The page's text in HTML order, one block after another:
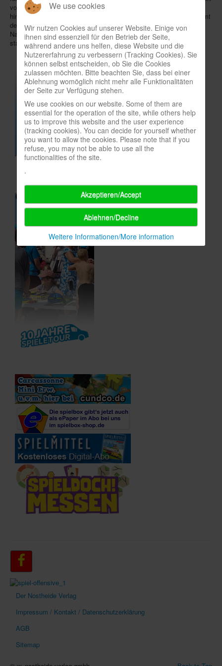
In eigener Sache-On our own behalf
Archivierte Meldungen-News archive
von über 190 €. Wer bis einschließlich 1.8. einen Kommentar
hinterlässt, nimmt an der Verlosung teil. Der/die Gewinner/in bekommt
den Unimog direkt von rolly toys zugeschickt und kann seinen
Nachwuchs mit dem feuerroten Spielgefährt die tollsten Einsätze
starten lassen. Viel Glück!
Der Nostheide Verlag
Impressum / Kontakt / Datenschutzerklärung
AGB
Sitemap
We use cookies
Wir nutzen Cookies auf unserer Website. Einige von
ihnen sind essenziell für den Betrieb der Seite,
während andere uns helfen, diese Website und die
Nutzererfahrung zu verbessern (Tracking Cookies). Sie
können selbst entscheiden, ob Sie die Cookies
zulassen möchten. Bitte beachten Sie, dass bei einer
Ablehnung womöglich nicht mehr alle Funktionalitäten
der Seite zur Verfügung stehen.
We use cookies on our website. Some of them are
essential for the operation of the site, while others help
us to improve this website and the user experience
(tracking cookies). You can decide for yourself whether
you want to allow the cookies. Please note that if you
refuse, you may not be able to use all the
functionalities of the site.
.
Akzeptieren/Accept
Ablehnen/Decline
Weitere Informationen/More information